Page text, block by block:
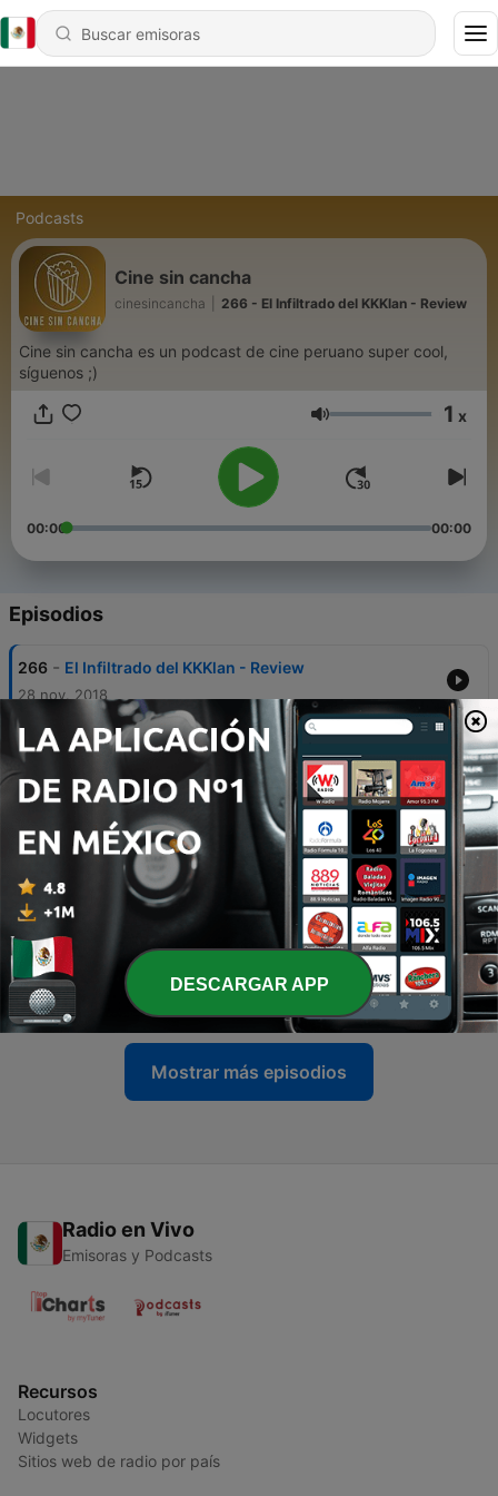
Podcasts
Cine sin cancha
cinesincancha 266 - El Infiltrado del KKKlan - Review
Cine sin cancha es un podcast de cine peruano super cool,
síguenos ;)
Volumen 1 x
00:00 00:00
Episodios
266 - El Infiltrado del KKKlan - Review
28 nov. 2018
265 - Brian de Palma: Mejores películas
19 oct. 2018
- Películas y series peruanas MALAS
10 oct. 2018
263 - Entrevista a Joel Calero, director de la película
"Amigos en Apuros"
03 oct. 2018
262 - Gustos culposos en el cine
19 sep. 2018
Mostrar más episodios
Radio en Vivo
Emisoras y Podcasts
Recursos
Locutores
Widgets
Sitios web de radio por país
DESCARGAR APP